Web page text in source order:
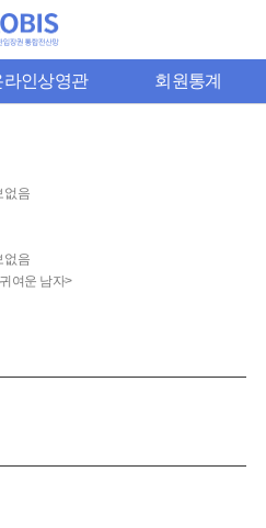
라인상영관 회원통계
없음
없음
여운 남자>